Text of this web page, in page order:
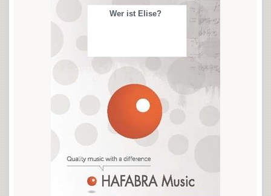
Wer ist Elise?